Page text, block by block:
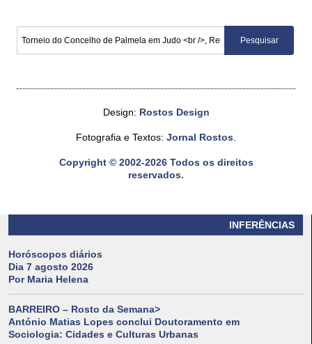
INFERÊNCIAS
Horóscopos diários
Dia 7 agosto 2026
Por Maria Helena
BARREIRO – Rosto da Semana>
António Matias Lopes conclui Doutoramento em
Sociologia: Cidades e Culturas Urbanas
Design: Rostos Design
Fotografia e Textos: Jornal Rostos.
Copyright © 2002-2026 Todos os direitos
reservados.